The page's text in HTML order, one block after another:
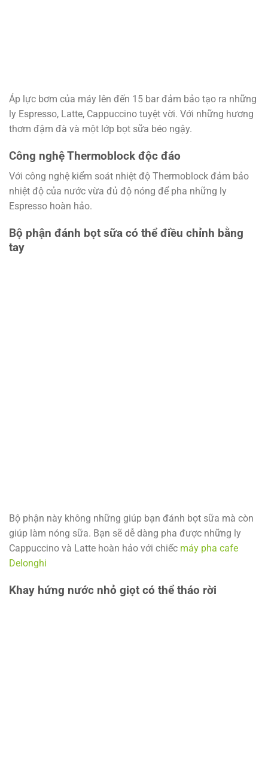
Áp lực bơm của máy lên đến 15 bar đảm bảo tạo ra những
ly Espresso, Latte, Cappuccino tuyệt vời. Với những hương
thơm đậm đà và một lớp bọt sữa béo ngậy.
Công nghệ Thermoblock độc đáo
Với công nghệ kiểm soát nhiệt độ Thermoblock đảm bảo
nhiệt độ của nước vừa đủ độ nóng để pha những ly
Espresso hoàn hảo.
Bộ phận đánh bọt sữa có thể điều chỉnh bằng
tay
Bộ phận này không những giúp bạn đánh bọt sữa mà còn
giúp làm nóng sữa. Bạn sẽ dễ dàng pha được những ly
Cappuccino và Latte hoàn hảo với chiếc máy pha cafe
Delonghi
Khay hứng nước nhỏ giọt có thể tháo rời